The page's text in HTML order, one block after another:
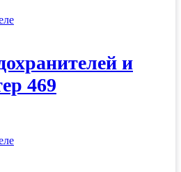
и
469